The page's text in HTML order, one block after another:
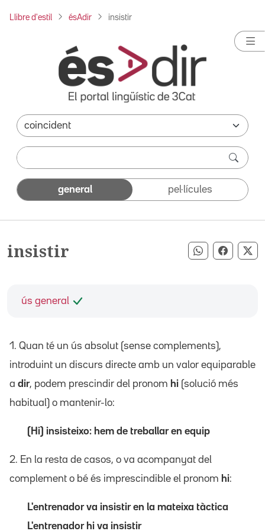
Llibre d'estil ésAdir insistir
general pel·lícules
insistir Compartir
ús general
1. Quan té un ús absolut (sense complements),
introduint un discurs directe amb un valor equiparable
a dir, podem prescindir del pronom hi (solució més
habitual) o mantenir-lo:
(Hi) insisteixo: hem de treballar en equip
2. En la resta de casos, o va acompanyat del
complement o bé és imprescindible el pronom hi:
L'entrenador va insistir en la mateixa tàctica
L'entrenador hi va insistir